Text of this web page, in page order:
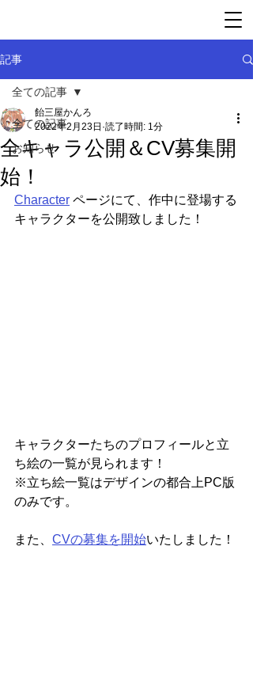
記事
全ての記事
お知らせ
全ての記事
全キャラ公開＆CV募集開
始！
飴三屋かんろ
2022年2月23日 読了時間: 1分
Character ページにて、作中に登場する
キャラクターを公開致しました！
キャラクターたちのプロフィールと立
ち絵の一覧が見られます！
※立ち絵一覧はデザインの都合上PC版
のみです。
また、 CVの募集を開始いたしました！